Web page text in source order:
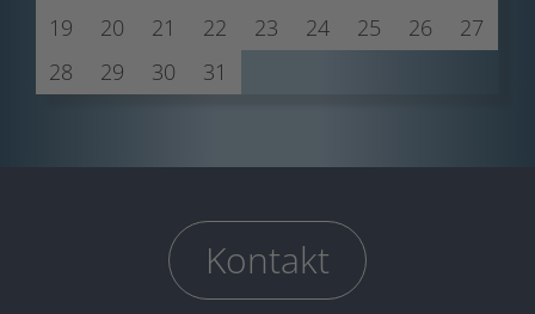
19
20 21 22 23 24 25 26
27
28
29 30 31
Kontakt